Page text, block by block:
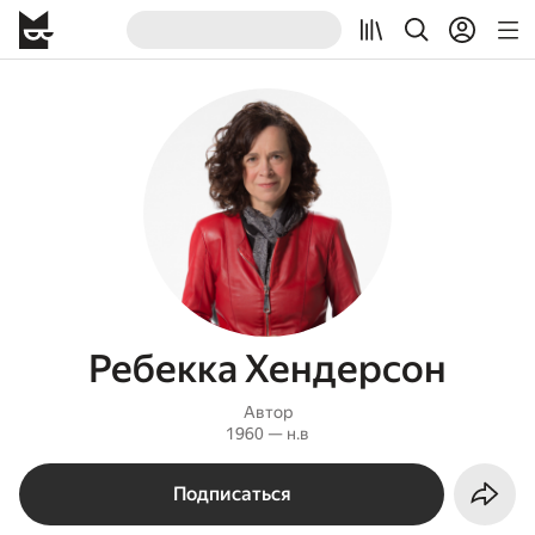
Ребекка Хендерсон
Автор
1960 — н.в
Подписаться